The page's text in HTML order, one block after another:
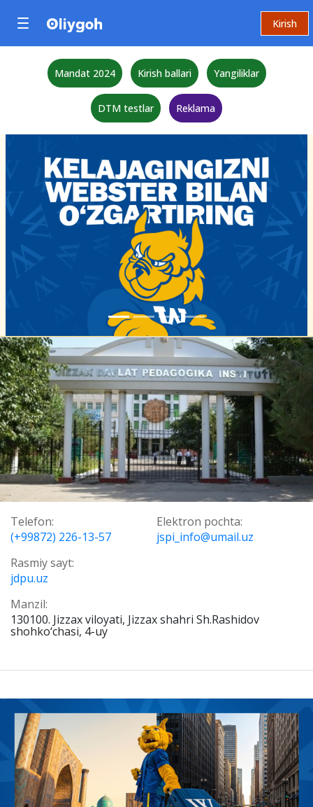
Kirish
Mandat 2024 Kirish ballari Yangiliklar
DTM testlar Reklama
Telefon:
(+99872) 226-13-57
Elektron pochta:
jspi_info@umail.uz
Rasmiy sayt:
jdpu.uz
Manzil:
130100. Jizzax viloyati, Jizzax shahri Sh.Rashidov
shohko‘chasi, 4-uy